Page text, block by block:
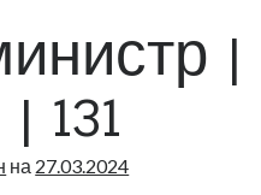
|
131
на 27.03.2024